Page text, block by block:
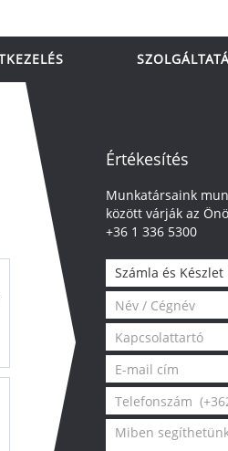
Értékesítés
Munkatársaink
között várják az
+36 1 336 5300
Számla és Készlet